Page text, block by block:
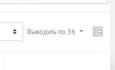
Выводить по 36